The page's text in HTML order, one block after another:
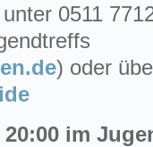
0511
) oder
20:00 im